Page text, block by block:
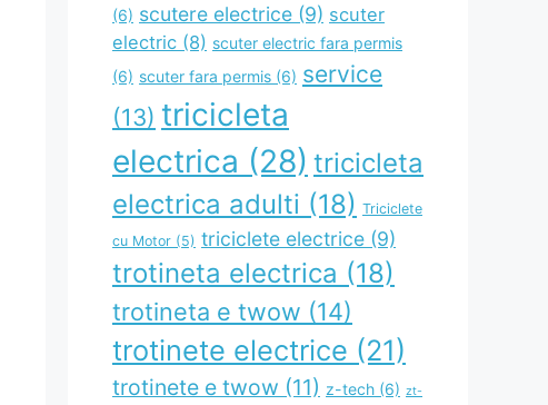
(6) scutere electrice (9) scuter
electric (8) scuter electric fara permis
(6) scuter fara permis (6) service
(13) tricicleta
electrica (28) tricicleta
electrica adulti (18) Triciclete
cu Motor (5) triciclete electrice (9)
trotineta electrica (18)
trotineta e twow (14)
trotinete electrice (21)
trotinete e twow (11) z-tech (6) zt-